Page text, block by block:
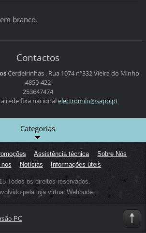
branco.
Contactos
Cerdeirinhas , Rua 1074 nº332Vieira do Minho
4850-422
253647474
rede fixa nacional electromilo@sapo.pt
Categorias
Assistência técnica
Sobre Nós
Notícias Informações úteis
Todos os direitos reservados.
pela loja virtual Webnode
PC